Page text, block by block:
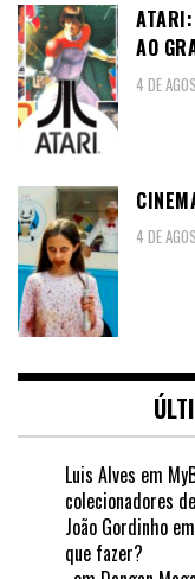
AO
4 DE
4 DE
Luis Alves em
colecionadores
João Gordinho em
que fazer?